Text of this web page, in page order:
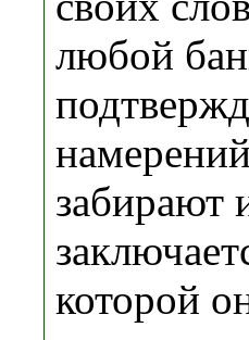
любой
забирают
которой